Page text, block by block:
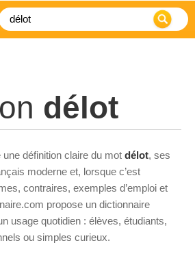
délot
définition claire du mot délot, ses
moderne et, lorsque c’est
contraires, exemples d’emploi et
propose un dictionnaire
usage quotidien : élèves, étudiants,
ou simples curieux.